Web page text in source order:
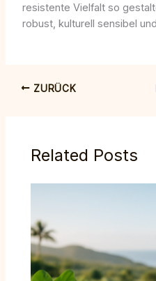
resistente Vielfalt so
robust, kulturell sensibel
ZURÜCK
Related Posts